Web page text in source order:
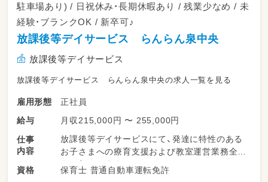
駐車場あり) / 日祝休み・長期休暇あり / 残業少なめ / 未
経験・ブランクOK / 新卒可♪
放課後等デイサービス らんらん泉中央
放課後等デイサービス
放課後等デイサービス らんらん泉中央の求人一覧を見る
雇用形態
正社員
給与
月収215,000円 〜 255,000円
仕事
内容
放課後等デイサービスにて、発達に特性のある
お子さまへの療育支援および教室運営業務全般
をお任せします✨
【お仕事内容】
資格 保育士 普通自動車運転免許